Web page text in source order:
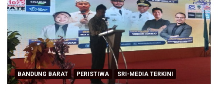
BANDUNG BARAT PERISTIWA SRI-MEDIA TERKINI